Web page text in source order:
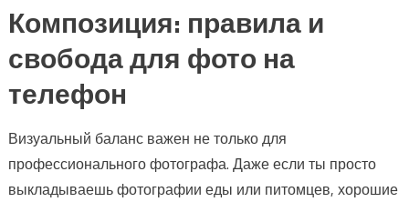
Композиция: правила и
свобода для фото на
телефон
Визуальный баланс важен не только для
профессионального фотографа. Даже если ты просто
выкладываешь фотографии еды или питомцев, хорошие